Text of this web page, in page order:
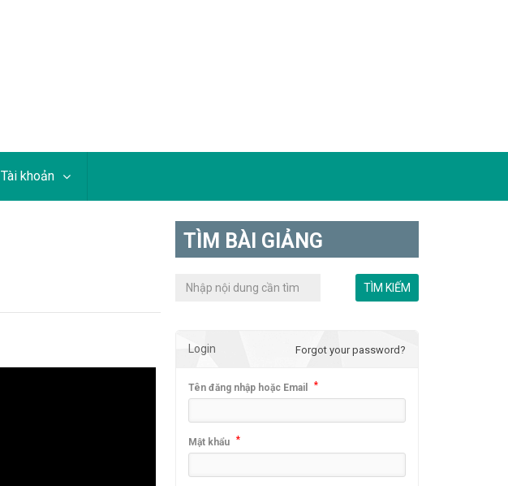
Tài khoản
TÌM BÀI GIẢNG
Login Forgot your password?
Tên đăng nhập hoặc Email *
Mật khẩu *